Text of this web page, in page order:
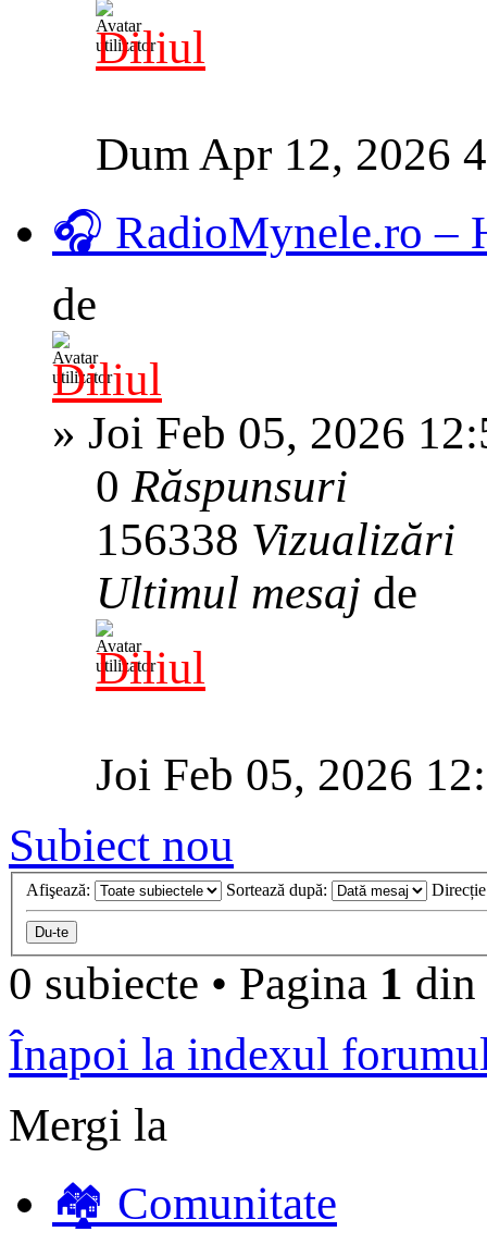
Diliul
Dum Apr 12, 2026
🎧 RadioMynele.ro –
de
Diliul
» Joi Feb 05, 2026
0Răspunsuri
156338 Vizualizări
Ultimul mesaj de
Diliul
Joi Feb 05, 2026
Subiect nou
Afişează: Sortează după:
0 subiecte • Pagina 1 din
Înapoi la indexul
Mergi la
🏘️ Comunitate